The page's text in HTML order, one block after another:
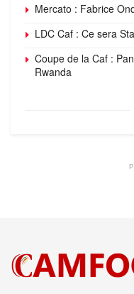
Mercato : Fabrice
LDC Caf : Ce sera
Coupe de la Caf :
Rwanda